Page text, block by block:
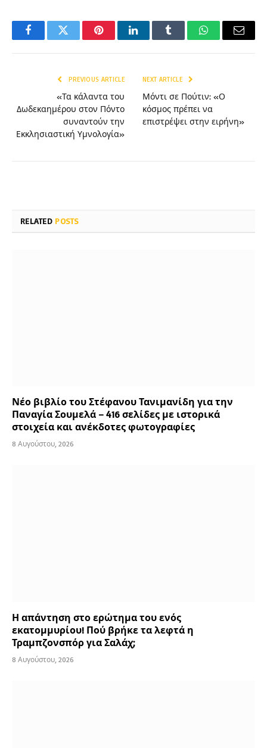
FacebookTwitter PinterestLinkedInTumblr WhatsAppEmail
PREVIOUS ARTICLE
«Τα κάλαντα του
Δωδεκαημέρου στον Πόντο
συναντούν την
Εκκλησιαστική Υμνολογία»
NEXT ARTICLE
Μόντι σε Πούτιν: «Ο
κόσμος πρέπει να
επιστρέψει στην ειρήνη»
RELATED POSTS
Νέο βιβλίο του Στέφανου Τανιμανίδη για την
Παναγία Σουμελά – 416 σελίδες με ιστορικά
στοιχεία και ανέκδοτες φωτογραφίες
8 Αυγούστου, 2026
Η απάντηση στο ερώτημα του ενός
εκατομμυρίου! Πού βρήκε τα λεφτά η
Τραμπζονσπόρ για Σαλάχ;
8 Αυγούστου, 2026